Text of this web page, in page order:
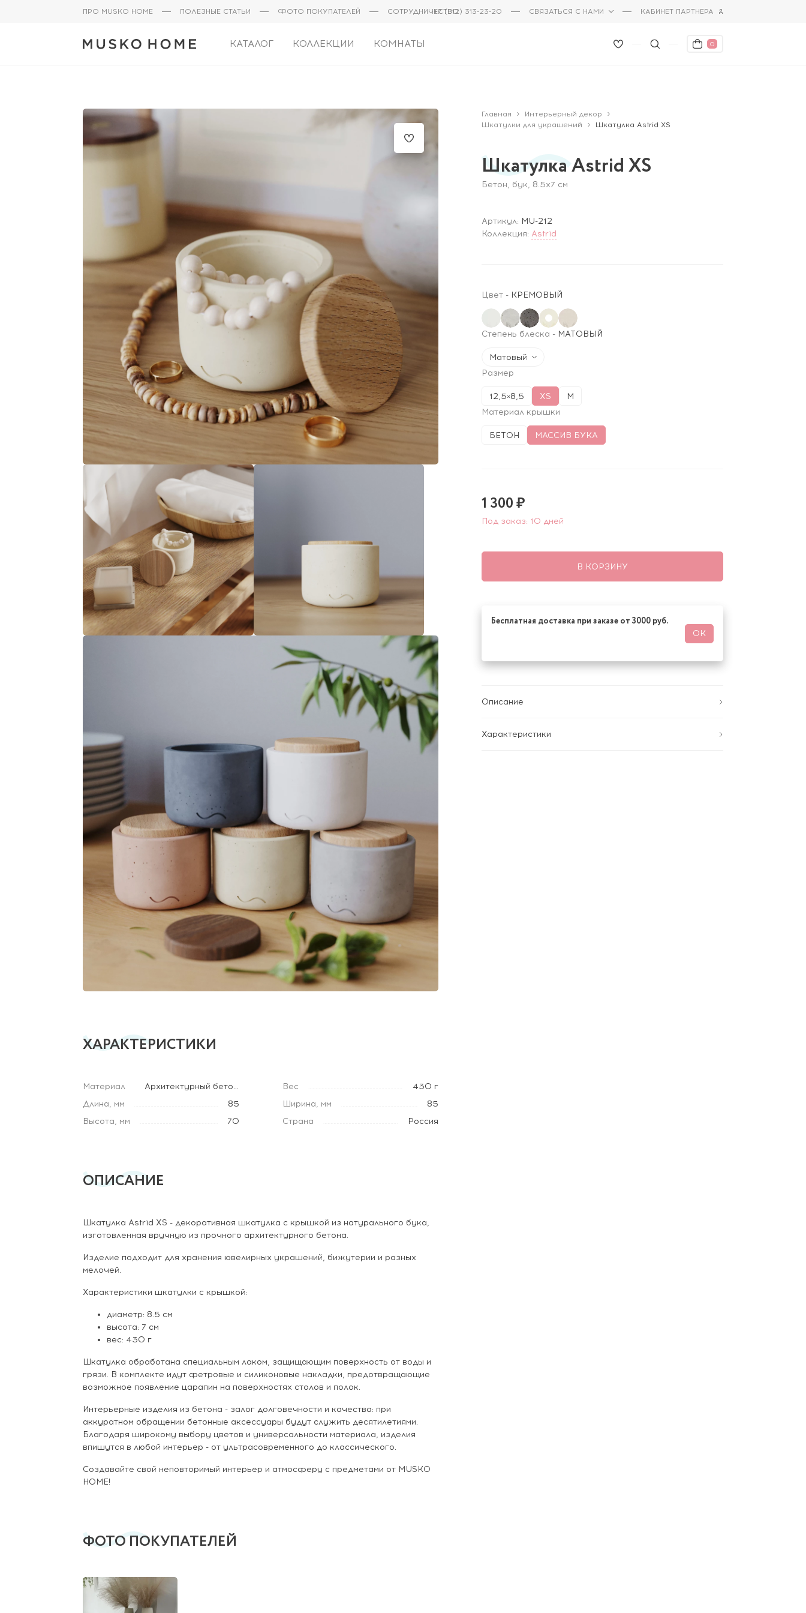
ПРО MUSKO HOME ПОЛЕЗНЫЕ СТАТЬИ ФОТО ПОКУПАТЕЛЕЙ СОТРУДНИЧЕСТВО+7 (812) 313-23-20 СВЯЗАТЬСЯ С НАМИ КАБИНЕТ ПАРТНЕРА
КАТАЛОГ КОЛЛЕКЦИИ КОМНАТЫ 0
ХАРАКТЕРИСТИКИ
Материал Архитектурный бетон, Массив бука Вес
430 г
Длина, мм
85 Ширина, мм
85
Высота, мм
70 Страна Россия
ОПИСАНИЕ
Шкатулка Astrid XS - декоративная шкатулка с крышкой из натурального бука,
изготовленная вручную из прочного архитектурного бетона.
Изделие подходит для хранения ювелирных украшений, бижутерии и разных
мелочей.
Характеристики шкатулки с крышкой:
диаметр: 8.5 см
высота: 7 см
вес: 430 г
Шкатулка обработана специальным лаком, защищающим поверхность от воды и
грязи. В комплекте идут фетровые и силиконовые накладки, предотвращающие
возможное появление царапин на поверхностях столов и полок.
Интерьерные изделия из бетона - залог долговечности и качества: при
аккуратном обращении бетонные аксессуары будут служить десятилетиями.
Благодаря широкому выбору цветов и универсальности материала, изделия
впишутся в любой интерьер - от ультрасовременного до классического.
Создавайте свой неповторимый интерьер и атмосферу с предметами от MUSKO
HOME!
Главная
Интерьерный декор
Шкатулки для украшений
Шкатулка Astrid XS
Шкатулка Astrid XS
Бетон, бук, 8.5x7 см
Артикул: MU-212
Коллекция: Astrid
Цвет - КРЕМОВЫЙ
Степень блеска - МАТОВЫЙ
Матовый
Размер
12,5×8,5 XS
M
Материал крышки
БЕТОН МАССИВ БУКА
1 300 ₽
Под заказ: 10 дней
В КОРЗИНУ
Бесплатная доставка при заказе от 3000 руб.
ОК
Описание
Характеристики
ФОТО ПОКУПАТЕЛЕЙ